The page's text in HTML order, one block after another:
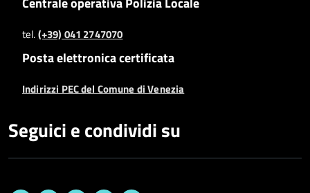
tel.(+39) 041 2747070
Posta elettronica certificata
Indirizzi PEC del Comune di Venezia
Seguici e condividi su